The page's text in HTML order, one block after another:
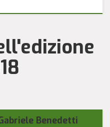
Benedetti